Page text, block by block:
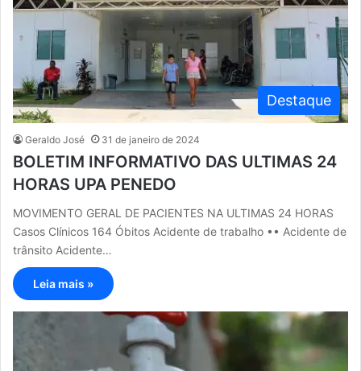
Destaque
Geraldo José 31 de janeiro de 2024
BOLETIM INFORMATIVO DAS ULTIMAS 24
HORAS UPA PENEDO
MOVIMENTO GERAL DE PACIENTES NA ULTIMAS 24 HORAS
Casos Clínicos 164 Óbitos Acidente de trabalho •• Acidente de
trânsito Acidente…
Leia mais »